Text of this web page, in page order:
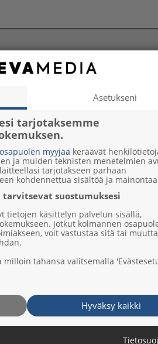
Postitoimipaikka*
Asetukseni
tarjotaksemme
myyjää keräävät
ja muiden teknisten menetelmien
tarjotakseen parhaan
kohdennettua sisältöä ja
suostumuksesi
tietojen käsittelyn palvelun sisällä,
Jotkut kolmannen
voit vastustaa sitä tai
tahansa valitsemalla
Hyväksy kaikki